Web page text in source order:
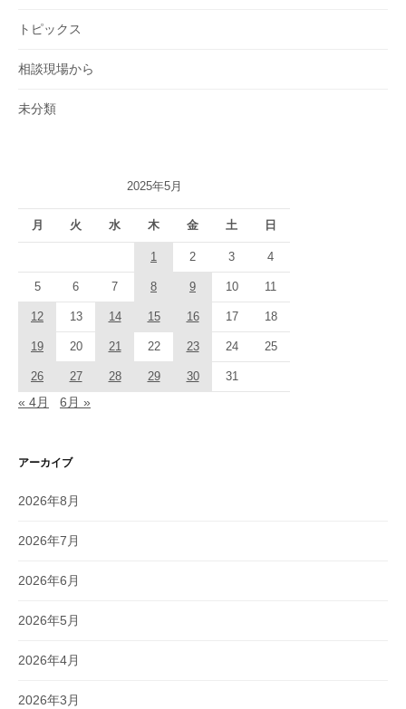
トピックス
相談現場から
未分類
2025年5月
月 火 水 木 金 土 日
1 2 3 4
5 6 7 8 9 10 11
12 13 14 15 16 17 18
19 20 21 22 23 24 25
26 27 28 29 30 31
« 4月 6月 »
アーカイブ
2026年8月
2026年7月
2026年6月
2026年5月
2026年4月
2026年3月